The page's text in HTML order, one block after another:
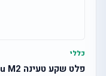
כללי
פלט שקע טעינה Meizu M2